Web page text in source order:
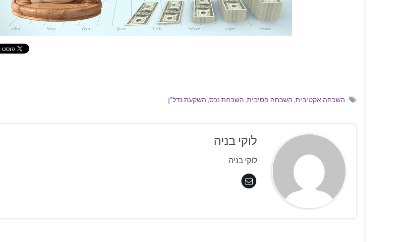
השבחה אקטיבית, השבחה פסיבית, השבחת נכס, השקעת נדל"ן
לוקי בניה
לוקי בניה